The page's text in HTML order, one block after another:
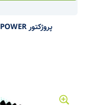
پروژکتور POWER لنز تلسکوپی وریا 1 در توان 20 وات